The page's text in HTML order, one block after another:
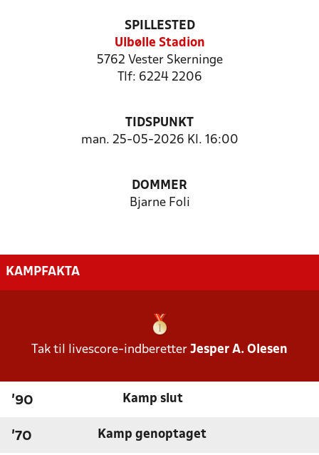
SPILLESTED
Ulbølle Stadion
5762 Vester Skerninge
Tlf: 6224 2206
TIDSPUNKT
man. 25-05-2026 Kl. 16:00
DOMMER
Bjarne Foli
KAMPFAKTA
Tak til livescore-indberetter Jesper A. Olesen
'90 Kamp slut
'70 Kamp genoptaget